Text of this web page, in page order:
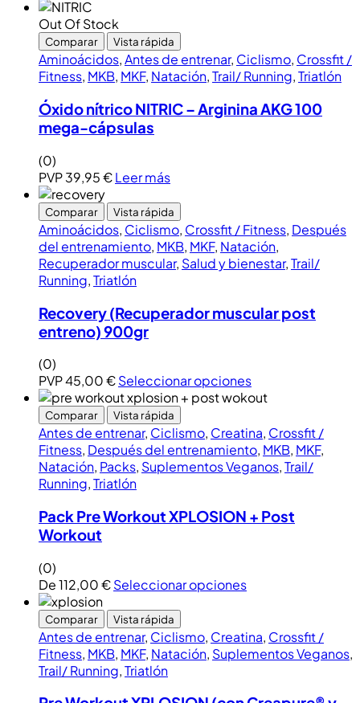
Out Of Stock
Comparar Vista rápida
Aminoácidos,Antes de entrenar, Ciclismo, Crossfit /
Fitness, MKB, MKF, Natación,Trail/ Running,Triatlón
Óxido nítrico NITRIC – Arginina AKG 100
mega-cápsulas
(0)
PVP39,95€Leer más
Comparar Vista rápida
Aminoácidos, Ciclismo, Crossfit / Fitness, Después
del entrenamiento, MKB, MKF, Natación,
Recuperador muscular, Salud y bienestar,Trail/
Running,Triatlón
Recovery (Recuperador muscular post
entreno) 900gr
(0)
PVP45,00€Seleccionar opciones
Comparar Vista rápida
Antes de entrenar, Ciclismo, Creatina, Crossfit /
Fitness, Después del entrenamiento, MKB, MKF,
Natación, Packs, Suplementos Veganos,Trail/
Running,Triatlón
Pack Pre Workout XPLOSION + Post
Workout
(0)
De112,00€Seleccionar opciones
Comparar Vista rápida
Antes de entrenar, Ciclismo, Creatina, Crossfit /
Fitness, MKB, MKF, Natación, Suplementos Veganos,
Trail/ Running,Triatlón